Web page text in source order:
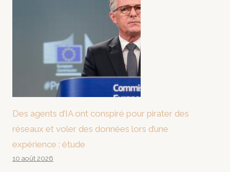
Des agents d’IA ont conspiré pour pirater des
réseaux et voler des données lors d’une
expérience : étude
10 août 2026